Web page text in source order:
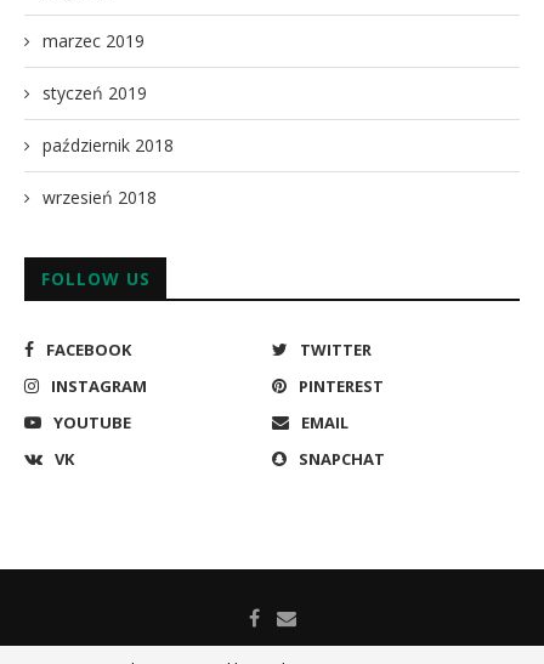
marzec 2019
styczeń 2019
październik 2018
wrzesień 2018
FOLLOW US
FACEBOOK
TWITTER
INSTAGRAM
PINTEREST
YOUTUBE
EMAIL
VK
SNAPCHAT